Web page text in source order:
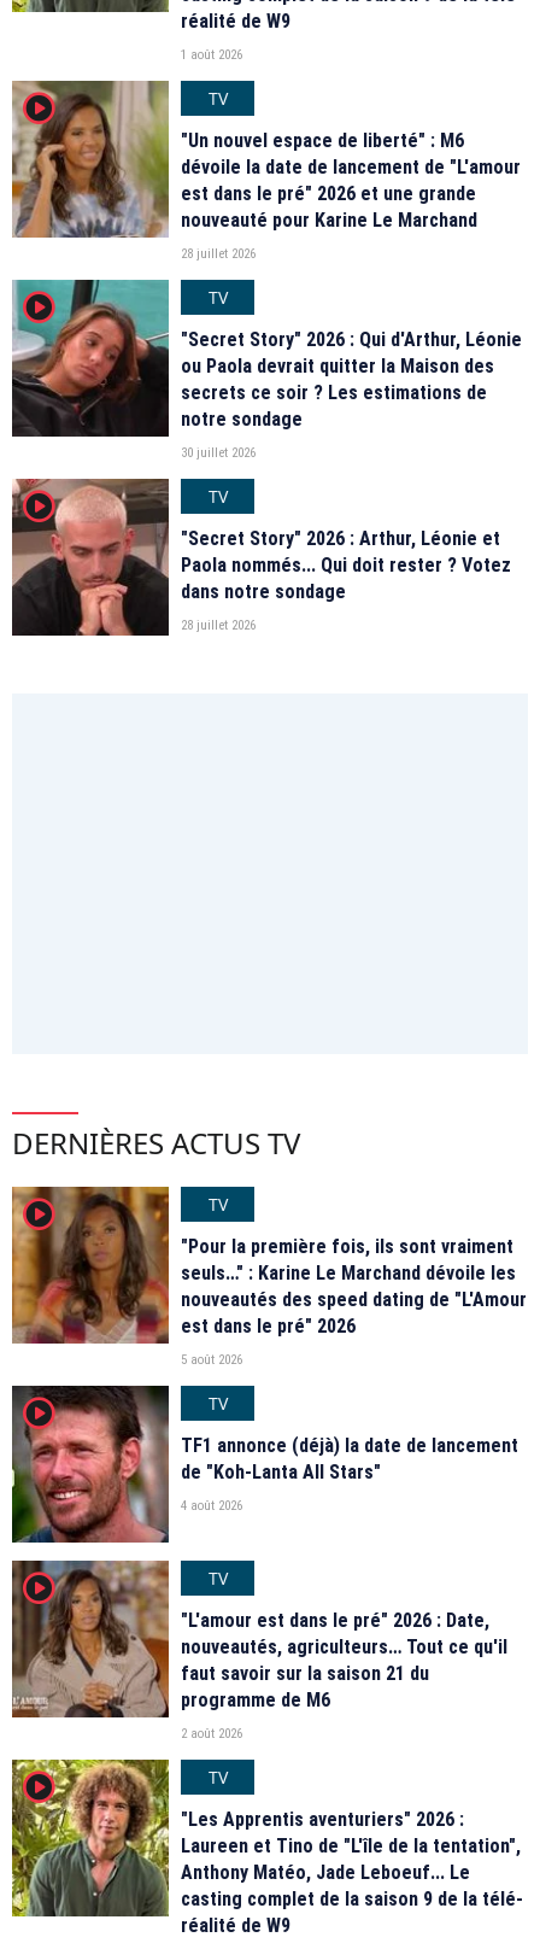
réalité de W9
1 août 2026
player2
TV
"Un nouvel espace de liberté" : M6
dévoile la date de lancement de "L'amour
est dans le pré" 2026 et une grande
nouveauté pour Karine Le Marchand
28 juillet 2026
player2
TV
"Secret Story" 2026 : Qui d'Arthur, Léonie
ou Paola devrait quitter la Maison des
secrets ce soir ? Les estimations de
notre sondage
30 juillet 2026
player2
TV
"Secret Story" 2026 : Arthur, Léonie et
Paola nommés... Qui doit rester ? Votez
dans notre sondage
28 juillet 2026
DERNIÈRES ACTUS TV
player2
TV
"Pour la première fois, ils sont vraiment
seuls…" : Karine Le Marchand dévoile les
nouveautés des speed dating de "L'Amour
est dans le pré" 2026
5 août 2026
player2
TV
TF1 annonce (déjà) la date de lancement
de "Koh-Lanta All Stars"
4 août 2026
player2
TV
"L'amour est dans le pré" 2026 : Date,
nouveautés, agriculteurs… Tout ce qu'il
faut savoir sur la saison 21 du
programme de M6
2 août 2026
player2
TV
"Les Apprentis aventuriers" 2026 :
Laureen et Tino de "L'île de la tentation",
Anthony Matéo, Jade Leboeuf... Le
casting complet de la saison 9 de la télé-
réalité de W9